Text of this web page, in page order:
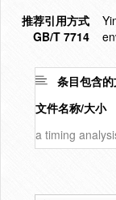
推荐引用方式
GB/T 7714
条目包含
文件名称/大小
a timing